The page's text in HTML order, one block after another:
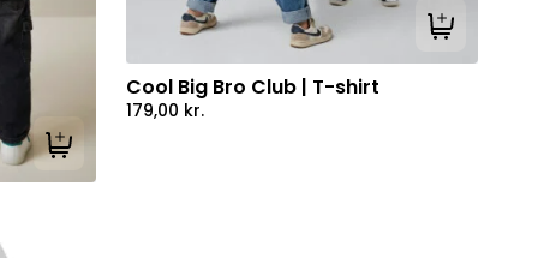
Tilføj til kurv
Tilføj til kurv
Cool Big Bro Club | T-shirt
179,00 kr.